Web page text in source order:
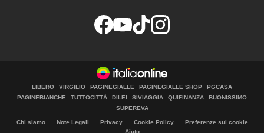
LIBERO VIRGILIO PAGINEGIALLE PAGINEGIALLE SHOP
PGCASA
PAGINEBIANCHE
TUTTOCITTÀ DILEI SIVIAGGIA QUIFINANZA
BUONISSIMO
SUPEREVA
Chi siamo Note Legali Privacy Cookie Policy
Preferenze sui cookie
Aiuto